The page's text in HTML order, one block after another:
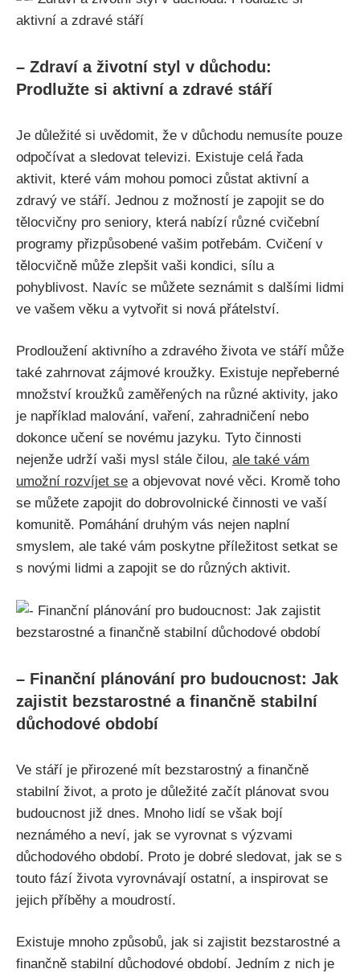
– Zdraví a životní styl v důchodu:
Prodlužte si aktivní a zdravé stáří
Je důležité si uvědomit, že v důchodu nemusíte pouze
odpočívat a sledovat televizi. Existuje celá řada
aktivit, které vám mohou pomoci zůstat aktivní a
zdravý ve stáří. Jednou z možností je zapojit se do
tělocvičny pro seniory, která nabízí různé cvičební
programy přizpůsobené vašim potřebám. Cvičení v
tělocvičně může zlepšit vaši kondici, sílu a
pohyblivost. Navíc se můžete seznámit s dalšími lidmi
ve vašem věku a vytvořit si nová přátelství.
Prodloužení aktivního a zdravého života ve stáří může
také zahrnovat zájmové kroužky. Existuje nepřeberné
množství kroužků zaměřených na různé aktivity, jako
je například malování, vaření, zahradničení nebo
dokonce učení se novému jazyku. Tyto činnosti
nejenže udrží vaši mysl stále čilou, ale také vám
umožní rozvíjet se a objevovat nové věci. Kromě toho
se můžete zapojit do dobrovolnické činnosti ve vaší
komunitě. Pomáhání druhým vás nejen naplní
smyslem, ale také vám poskytne příležitost setkat se
s novými lidmi a zapojit se do různých aktivit.
– Finanční plánování pro budoucnost: Jak
zajistit bezstarostné a finančně stabilní
důchodové období
Ve stáří je přirozené mít bezstarostný a finančně
stabilní život, a proto je důležité začít plánovat svou
budoucnost již dnes. Mnoho lidí se však bojí
neznámého a neví, jak se vyrovnat s výzvami
důchodového období. Proto je dobré sledovat, jak se s
touto fází života vyrovnávají ostatní, a inspirovat se
jejich příběhy a moudrostí.
Existuje mnoho způsobů, jak si zajistit bezstarostné a
finančně stabilní důchodové období. Jedním z nich je